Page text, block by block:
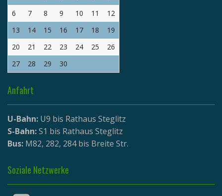
6
7 8 9 10 11
12
13
14 15 16 17 18
19
20
21 22 23 24 25
26
27
28 29 30
Anfahrt
U-Bahn: U9 bis Rathaus Steglitz
S-Bahn:S1 bis Rathaus Steglitz
Bus: M82, 282, 284 bis Breite Str.
Soziale Netzwerke